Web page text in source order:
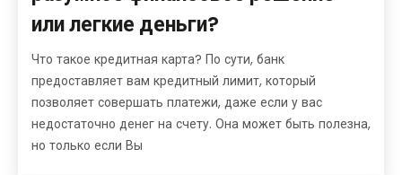
или легкие деньги?
Что такое кредитная карта? По сути, банк
предоставляет вам кредитный лимит, который
позволяет совершать платежи, даже если у вас
недостаточно денег на счету. Она может быть полезна,
но только если Вы